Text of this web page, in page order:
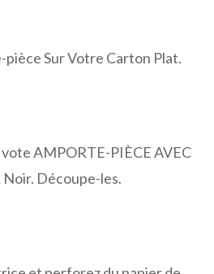
Sur Votre Carton Plat.
AMPORTE-PIÈCE AVEC
Découpe-les.